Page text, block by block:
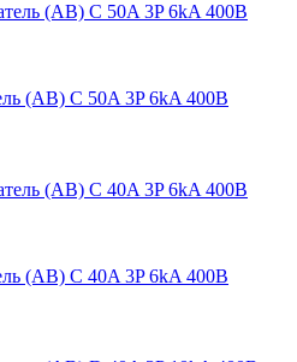
(АВ) C 50A 3P 6kA 400В
(АВ) C 40A 3P 6kA 400В